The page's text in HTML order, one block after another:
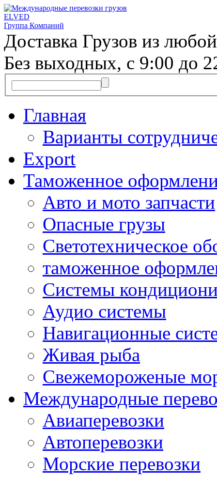
ELVED
Группа Компаний
Доставка Грузов из
Без выходных, с 9:00 до
Главная
Варианты
Export
Таможенное
Авто и мото запчасти
Опасные грузы
Светотехническое
таможенное
Системы
Аудио системы
Навигационные
Живая рыба
Свежемороженые
Международные
Авиаперевозки
Автоперевозки
Морские перевозки